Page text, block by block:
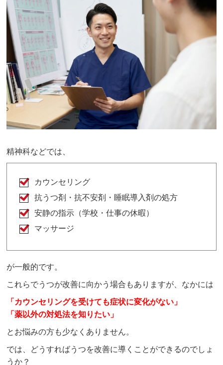
精神科などでは、
カウンセリング
抗うつ剤・抗不安剤・睡眠導入剤の処方
安静の指示（学校・仕事の休暇）
マッサージ
が一般的です。
これらでうつが改善に向かう場合もありますが、なかには
「カウンセリングを受けても症状に変化がない」
「薬以外の対処法を知りたい」
とお悩みの方も少なくありません。
では、どうすればうつを改善に導くことができるのでしょ
うか？